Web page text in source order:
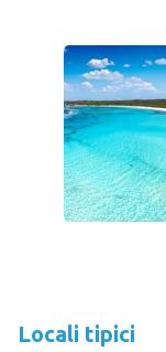
Locali tipici